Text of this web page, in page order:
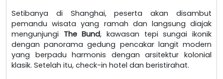
Setibanya di Shanghai, peserta akan disambut
pemandu wisata yang ramah dan langsung diajak
mengunjungi The Bund, kawasan tepi sungai ikonik
dengan panorama gedung pencakar langit modern
yang berpadu harmonis dengan arsitektur kolonial
klasik. Setelah itu, check-in hotel dan beristirahat.